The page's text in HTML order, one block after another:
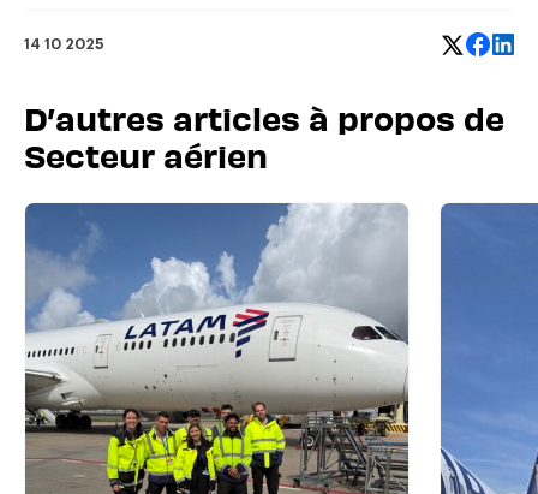
14 10 2025
D’autres articles à propos de
Secteur aérien